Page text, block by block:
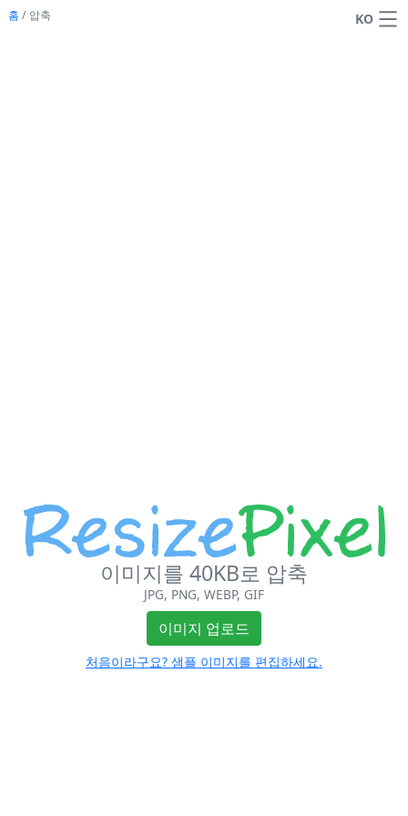
홈 / 압축 KO
이미지를 40KB로 압축
JPG, PNG, WEBP, GIF
이미지 업로드
처음이라구요? 샘플 이미지를 편집하세요.